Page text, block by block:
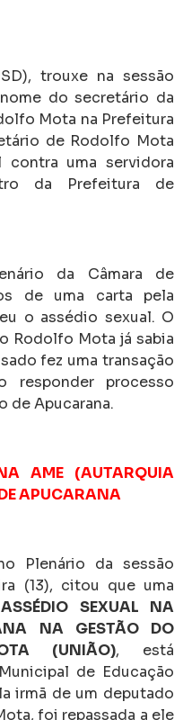
trouxe na sessão
do secretário da
Mota na Prefeitura
de Rodolfo Mota
contra uma servidora
da Prefeitura de
da Câmara de
de uma carta pela
o assédio sexual. O
Rodolfo Mota já sabia
fez uma transação
responder processo
de Apucarana.
AME (AUTARQUIA
APUCARANA
Plenário da sessão
(13), citou que uma
ASSÉDIO SEXUAL NA
NA GESTÃO DO
(UNIÃO), está
de Educação
irmã de um deputado
foi repassada a ele